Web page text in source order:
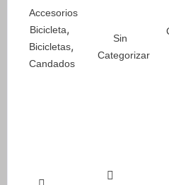
Accesorios
Bicicleta,
Bicicletas,
Candados
Sin
Categorizar